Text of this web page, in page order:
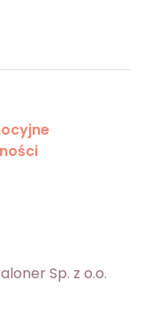
Sp. z o.o.